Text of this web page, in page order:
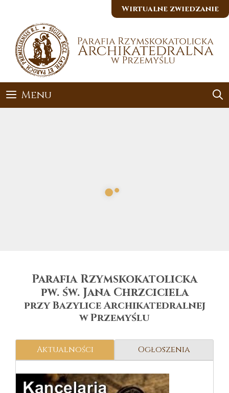
Wirtualne zwiedzanie
Menu
Parafia Rzymskokatolicka
pw. św. Jana Chrzciciela
przy Bazylice Archikatedralnej
w Przemyślu
Aktualności Ogłoszenia